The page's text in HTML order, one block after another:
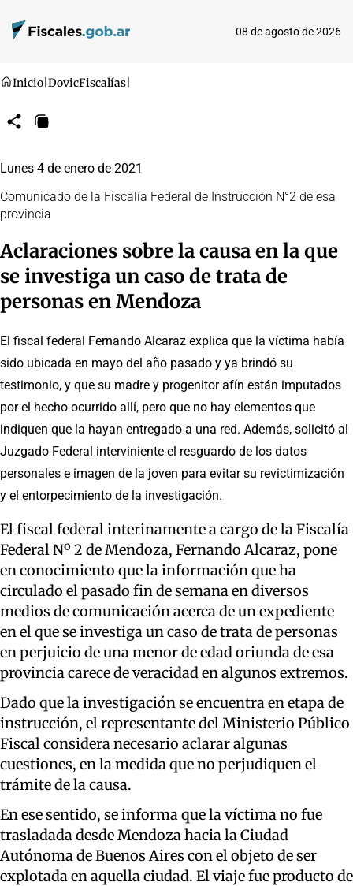
08 de agosto de 2026
Inicio DovicFiscalías
CompartirCopiar
Lunes 4 de enero de 2021
Comunicado de la Fiscalía Federal de Instrucción N°2 de esa
provincia
Aclaraciones sobre la causa en la que
se investiga un caso de trata de
personas en Mendoza
El fiscal federal Fernando Alcaraz explica que la víctima había
sido ubicada en mayo del año pasado y ya brindó su
testimonio, y que su madre y progenitor afín están imputados
por el hecho ocurrido allí, pero que no hay elementos que
indiquen que la hayan entregado a una red. Además, solicitó al
Juzgado Federal interviniente el resguardo de los datos
personales e imagen de la joven para evitar su revictimización
y el entorpecimiento de la investigación.
El fiscal federal interinamente a cargo de la Fiscalía
Federal Nº 2 de Mendoza, Fernando Alcaraz, pone
en conocimiento que la información que ha
circulado el pasado fin de semana en diversos
medios de comunicación acerca de un expediente
en el que se investiga un caso de trata de personas
en perjuicio de una menor de edad oriunda de esa
provincia carece de veracidad en algunos extremos.
Dado que la investigación se encuentra en etapa de
instrucción, el representante del Ministerio Público
Fiscal considera necesario aclarar algunas
cuestiones, en la medida que no perjudiquen el
trámite de la causa.
En ese sentido, se informa que la víctima no fue
trasladada desde Mendoza hacia la Ciudad
Autónoma de Buenos Aires con el objeto de ser
explotada en aquella ciudad. El viaje fue producto de